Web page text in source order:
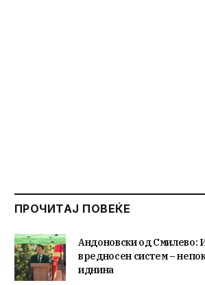
ПРОЧИТАЈ ПОВЕЌЕ
Андоновски од Смилево:
вредносен систем –
иднина